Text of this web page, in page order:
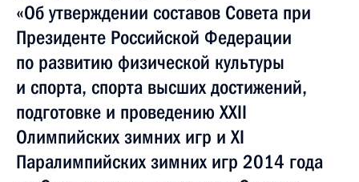
«Об утверждении составов Совета при
Президенте Российской Федерации
по развитию физической культуры
и спорта, спорта высших достижений,
подготовке и проведению XXII
Олимпийских зимних игр и XI
Паралимпийских зимних игр 2014 года